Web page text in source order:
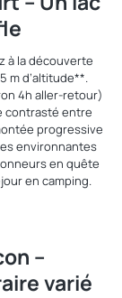
à la découverte
m d’altitude**.
4h aller-retour)
contrasté entre
progressive
environnantes
en quête
en camping.
–
varié